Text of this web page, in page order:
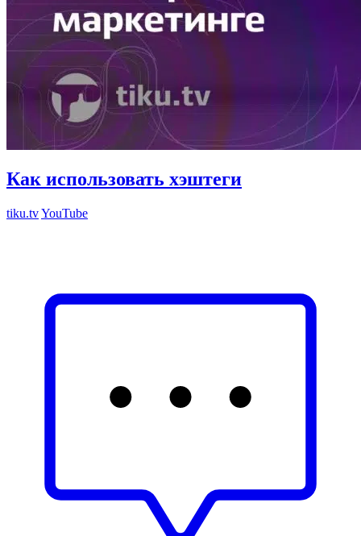
Как использовать хэштеги
tiku.tvYouTube